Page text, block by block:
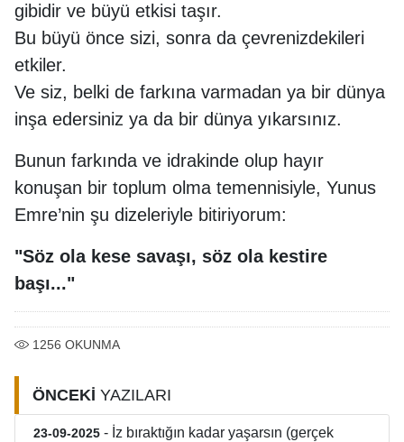
gibidir ve büyü etkisi taşır.
Bu büyü önce sizi, sonra da çevrenizdekileri
etkiler.
Ve siz, belki de farkına varmadan ya bir dünya
inşa edersiniz ya da bir dünya yıkarsınız.
Bunun farkında ve idrakinde olup hayır
konuşan bir toplum olma temennisiyle, Yunus
Emre’nin şu dizeleriyle bitiriyorum:
"Söz ola kese savaşı, söz ola kestire
başı..."
1256 OKUNMA
ÖNCEKİ YAZILARI
23-09-2025 - İz bıraktığın kadar yaşarsın (gerçek